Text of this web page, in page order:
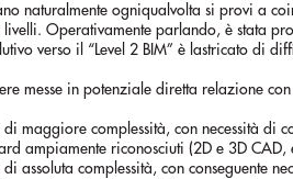
naturalmente ogniqualvolta si provi a
Operativamente parlando, è stata
verso il “Level 2 BIM” è lastricato di
messe in potenziale diretta relazione con
maggiore complessità, con necessità di
ampiamente riconosciuti (2D e 3D CAD,
complessità, con conseguente